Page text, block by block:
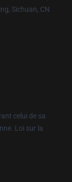
Sichuan, CN
celui de sa
Loi sur la